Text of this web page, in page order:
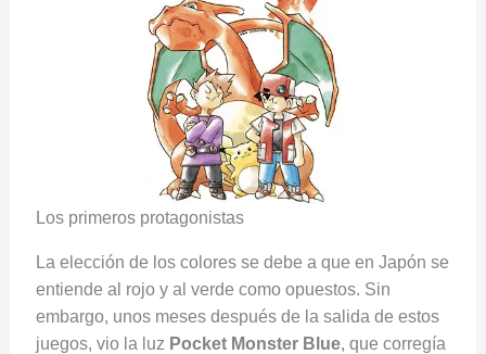
Los primeros protagonistas
La elección de los colores se debe a que en Japón se
entiende al rojo y al verde como opuestos. Sin
embargo, unos meses después de la salida de estos
juegos, vio la luz Pocket Monster Blue, que corregía